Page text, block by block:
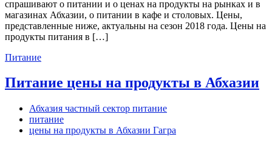
спрашивают о питании и о ценах на продукты на рынках и в
магазинах Абхазии, о питании в кафе и столовых. Цены,
представленные ниже, актуальны на сезон 2018 года. Цены на
продукты питания в […]
Питание
Питание цены на продукты в Абхазии
Абхазия частный сектор питание
питание
цены на продукты в Абхазии Гагра